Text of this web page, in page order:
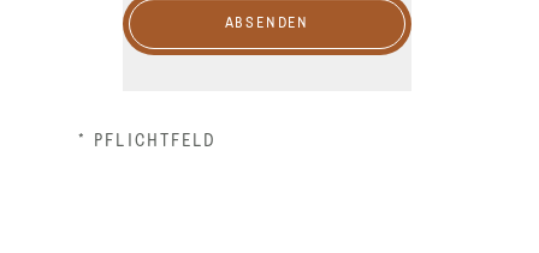
ABSENDEN
* PFLICHTFELD